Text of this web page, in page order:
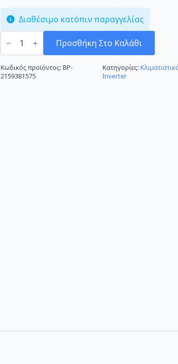
Διαθέσιμο κατόπιν παραγγελίας
TCL
Elite
III
12CHSD/XAC1I
Κλιματιστικό
Προσθήκη Στο Καλάθι
Κωδικός προϊόντος: BP-
2159381575
Κατηγορίες:
Inverter